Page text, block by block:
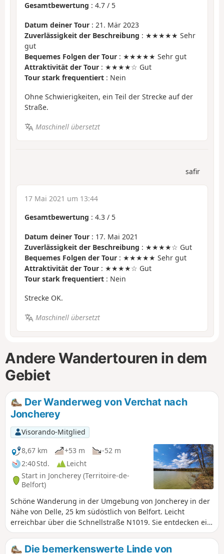
Gesamtbewertung : 4.7 / 5
Datum deiner Tour : 21. Mär 2023
Zuverlässigkeit der Beschreibung : ★★★★★ Sehr
gut
Bequemes Folgen der Tour : ★★★★★ Sehr gut
Attraktivität der Tour : ★★★★☆ Gut
Tour stark frequentiert : Nein
Ohne Schwierigkeiten, ein Teil der Strecke auf der
Straße.
Maschinell übersetzt
safir
17 Mai 2021 um 13:44
Gesamtbewertung : 4.3 / 5
Datum deiner Tour : 17. Mai 2021
Zuverlässigkeit der Beschreibung : ★★★★☆ Gut
Bequemes Folgen der Tour : ★★★★★ Sehr gut
Attraktivität der Tour : ★★★★☆ Gut
Tour stark frequentiert : Nein
Strecke OK.
Maschinell übersetzt
Andere Wandertouren in dem
Gebiet
Der Wanderweg von Verchat nach
Joncherey
Visorando-Mitglied
8,67 km
+53 m
-52 m
2:40 Std.
Leicht
Start in Joncherey (Territoire-de-
Belfort)
Schöne Wanderung in der Umgebung von Joncherey in der
Nähe von Delle, 25 km südöstlich von Belfort. Leicht
erreichbar über die Schnellstraße N1019. Sie entdecken ein
sympathisches Dorf, Landschaften mit Feldern und
Wäldern, den Étang du Verchat mit Baumhäusern. Diese
Die bemerkenswerte Linde von